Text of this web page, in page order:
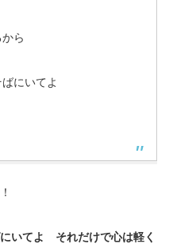
ら
にいてよ
いてよ それだけで心は軽く